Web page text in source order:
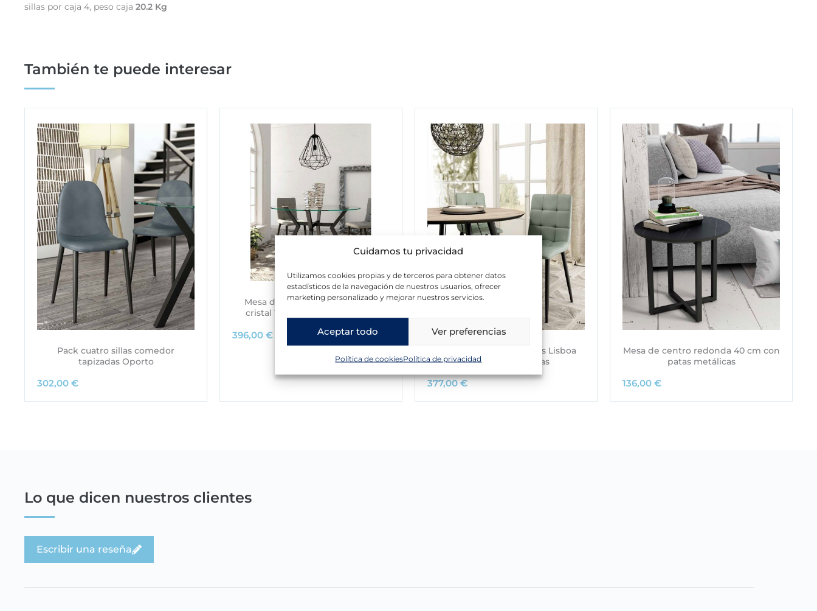
Cuidamos tu privacidad
Utilizamos cookies propias y de terceros para obtener datos
estadísticos de la navegación de nuestros usuarios, ofrecer
marketing personalizado y mejorar nuestros servicios.
Aceptar todo Ver preferencias
Política de cookiesPolítica de privacidad
sillas por caja 4, peso caja 20.2 Kg
También te puede interesar
Pack cuatro sillas comedor
tapizadas Oporto
302,00 €
Mesa de comedor redonda de
cristal 120 con patas metálicas
396,00 €
Pack de 4 sillas tapizadas Lisboa
con patas metálicas
377,00€
Mesa de centro redonda 40 cm con
patas metálicas
136,00 €
Lo que dicen nuestros clientes
Escribir una reseña